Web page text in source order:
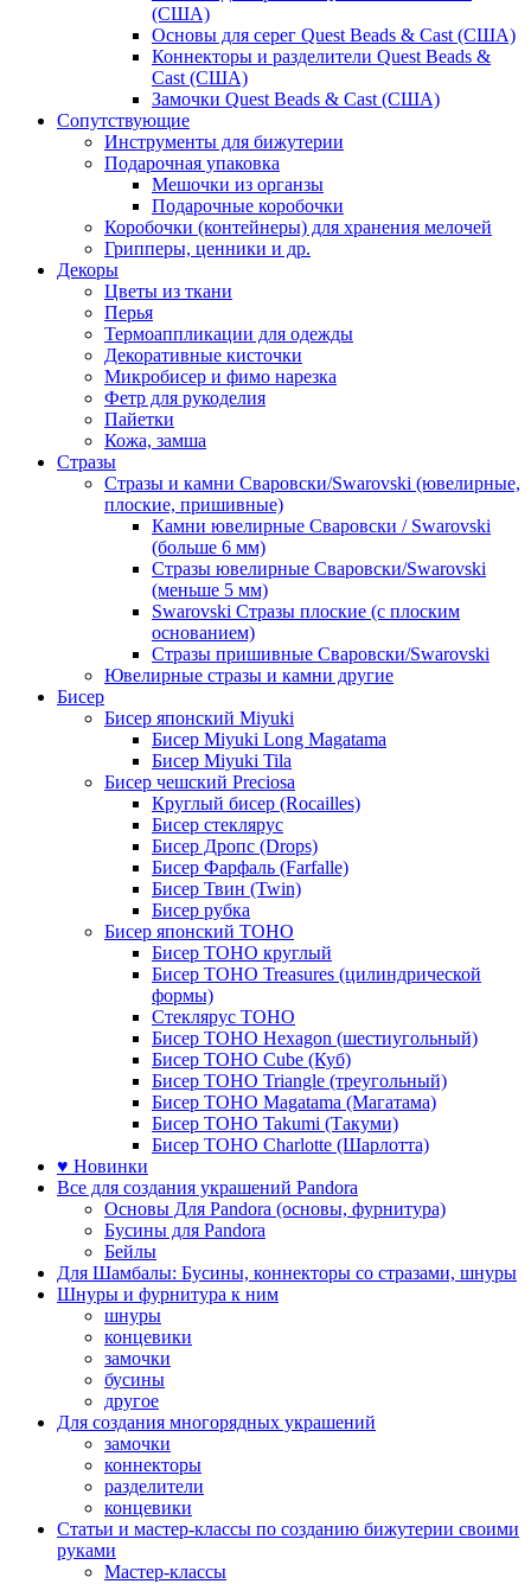
(США)
Основы для серег Quest Beads & Cast (США)
Коннекторы и разделители Quest Beads &
Cast (США)
Замочки Quest Beads & Cast (США)
Сопутствующие
Инструменты для бижутерии
Подарочная упаковка
Мешочки из органзы
Подарочные коробочки
Коробочки (контейнеры) для хранения мелочей
Грипперы, ценники и др.
Декоры
Цветы из ткани
Перья
Термоаппликации для одежды
Декоративные кисточки
Микробисер и фимо нарезка
Фетр для рукоделия
Пайетки
Кожа, замша
Стразы
Стразы и камни Сваровски/Swarovski (ювелирные,
плоские, пришивные)
Камни ювелирные Сваровски / Swarovski
(больше 6 мм)
Стразы ювелирные Сваровски/Swarovski
(меньше 5 мм)
Swarovski Стразы плоские (с плоским
основанием)
Стразы пришивные Сваровски/Swarovski
Ювелирные стразы и камни другие
Бисер
Бисер японский Miyuki
Бисер Miyuki Long Magatama
Бисер Miyuki Tila
Бисер чешский Preciosa
Круглый бисер (Rocailles)
Бисер стеклярус
Бисер Дропс (Drops)
Бисер Фарфаль (Farfalle)
Бисер Твин (Twin)
Бисер рубка
Бисер японский TOHO
Бисер TOHO круглый
Бисер TOHO Treasures (цилиндрической
формы)
Стеклярус TOHO
Бисер TOHO Hexagon (шестиугольный)
Бисер TOHO Cube (Куб)
Бисер TOHO Triangle (треугольный)
Бисер TOHO Magatama (Магатама)
Бисер TOHO Takumi (Такуми)
Бисер TOHO Charlotte (Шарлотта)
♥ Новинки
Все для создания украшений Pandora
Основы Для Pandora (основы, фурнитура)
Бусины для Pandora
Бейлы
Для Шамбалы: Бусины, коннекторы со стразами, шнуры
Шнуры и фурнитура к ним
шнуры
концевики
замочки
бусины
другое
Для создания многорядных украшений
замочки
коннекторы
разделители
концевики
Статьи и мастер-классы по созданию бижутерии своими
руками
Мастер-классы